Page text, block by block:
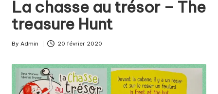
s
o
r
t
ir
sorties
pour
tous
les
La chasse au trésor – The
treasure Hunt
Posted
By Admin 20 février 2020